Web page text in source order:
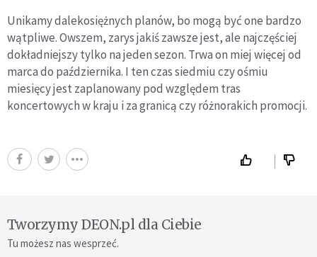
Unikamy dalekosiężnych planów, bo mogą być one bardzo
wątpliwe. Owszem, zarys jakiś zawsze jest, ale najczęściej
dokładniejszy tylko na jeden sezon. Trwa on miej więcej od
marca do października. I ten czas siedmiu czy ośmiu
miesięcy jest zaplanowany pod względem tras
koncertowych w kraju i za granicą czy różnorakich promocji.
Tworzymy DEON.pl dla Ciebie
Tu możesz nas wesprzeć.